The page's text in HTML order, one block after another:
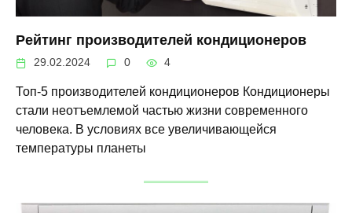
Рейтинг производителей кондиционеров
29.02.2024 0 4
Топ-5 производителей кондиционеров Кондиционеры
стали неотъемлемой частью жизни современного
человека. В условиях все увеличивающейся
температуры планеты